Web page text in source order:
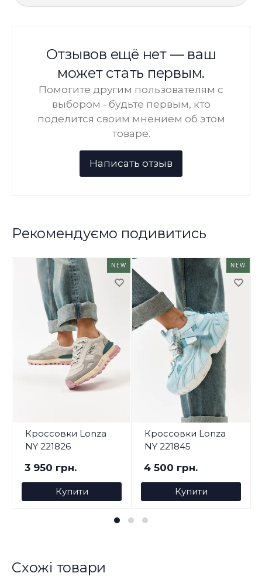
Отзывов ещё нет — ваш
может стать первым.
Помогите другим пользователям с
выбором - будьте первым, кто
поделится своим мнением об этом
товаре.
Рекомендуємо подивитись
NEW
Кроссовки Lonza
NY 221826
3 950 грн.
Купити
NEW
Кроссовки Lonza
NY 221845
4 500 грн.
Купити
Схожі товари